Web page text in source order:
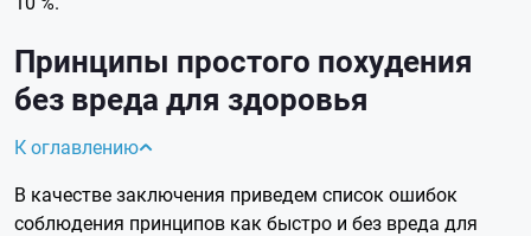
Принципы простого похудения
без вреда для здоровья
К оглавлению
В качестве заключения приведем список ошибок
соблюдения принципов как быстро и без вреда для